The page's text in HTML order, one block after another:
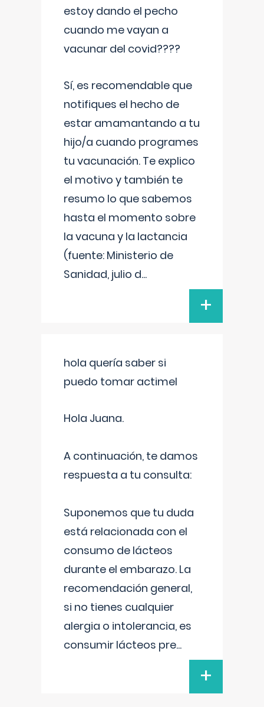
estoy dando el pecho
cuando me vayan a
vacunar del covid????
Sí, es recomendable que
notifiques el hecho de
estar amamantando a tu
hijo/a cuando programes
tu vacunación. Te explico
el motivo y también te
resumo lo que sabemos
hasta el momento sobre
la vacuna y la lactancia
(fuente: Ministerio de
Sanidad, julio d...
+
hola quería saber si
puedo tomar actimel
Hola Juana.
A continuación, te damos
respuesta a tu consulta:
Suponemos que tu duda
está relacionada con el
consumo de lácteos
durante el embarazo. La
recomendación general,
si no tienes cualquier
alergia o intolerancia, es
consumir lácteos pre...
+